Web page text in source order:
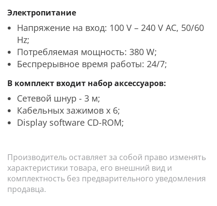
Электропитание
Напряжение на вход: 100 V – 240 V AC, 50/60
Hz;
Потребляемая мощность: 380 W;
Беспрерывное время работы: 24/7;
В комплект входит набор аксессуаров:
Сетевой шнур - 3 м;
Кабельных зажимов х 6;
Display software CD-ROM;
Производитель оставляет за собой право изменять
характеристики товара, его внешний вид и
комплектность без предварительного уведомления
продавца.